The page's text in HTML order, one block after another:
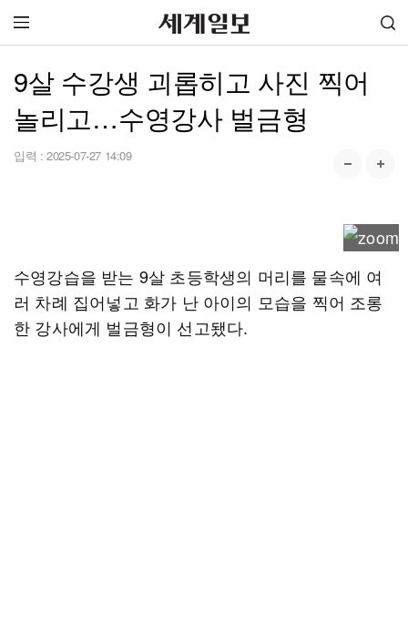
9살 수강생 괴롭히고 사진 찍어
놀리고…수영강사 벌금형
입력 : 2025-07-27 14:09
수영강습을 받는 9살 초등학생의 머리를 물속에 여
러 차례 집어넣고 화가 난 아이의 모습을 찍어 조롱
한 강사에게 벌금형이 선고됐다.